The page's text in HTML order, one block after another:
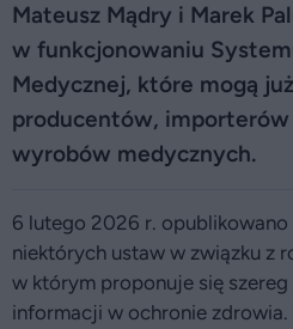
Mateusz Mądry i Marek
w funkcjonowaniu
Medycznej, które mogą
producentów,
wyrobów medycznych.
6 lutego 2026 r.
niektórych ustaw w związku z
w którym proponuje się
informacji w ochronie zdrowia.